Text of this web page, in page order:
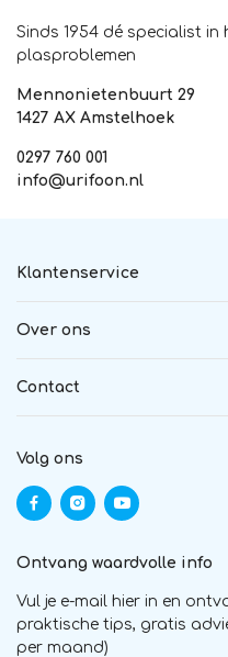
Sinds 1954 dé specialist
plasproblemen
Mennonietenbuurt 29
1427 AX Amstelhoek
0297 760 001
info@urifoon.nl
Klantenservice
Over ons
Contact
Volg ons
Ontvang waardvolle info
Vul je e-mail hier in en
praktische tips, gratis
per maand)